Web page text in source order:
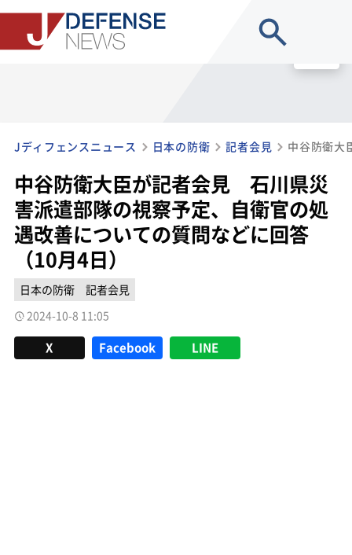
Jディフェンスニュース 日本の防衛 記者会見
中谷防衛大臣が記者会見 石川県災
害派遣部隊の視察予定、自衛官の処
遇改善についての質問などに回答
（10月4日）
日本の防衛
記者会見
2024-10-8 11:05
X Facebook LINE